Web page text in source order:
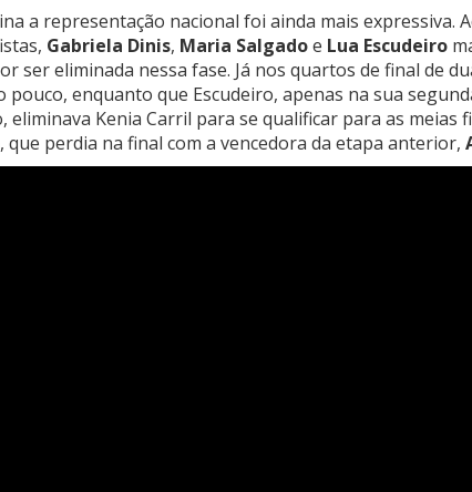
a representação nacional foi ainda mais expressiva.
Gabriela Dinis, Maria Salgadoe Lua Escudeiro
ser eliminada nessa fase. Já nos quartos de final de
enquanto que Escudeiro, apenas na sua
eliminava Kenia Carril para se qualificar para as meias
que perdia na final com a vencedora da etapa anterior,